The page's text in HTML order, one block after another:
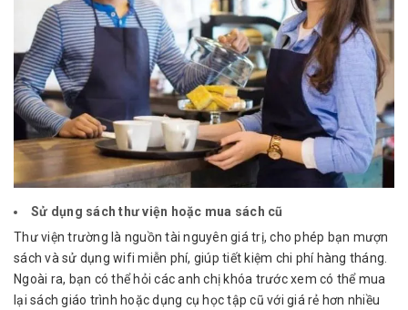
Sử dụng sách thư viện hoặc mua sách cũ
Thư viện trường là nguồn tài nguyên giá trị, cho phép bạn mượn
sách và sử dụng wifi miễn phí, giúp tiết kiệm chi phí hàng tháng.
Ngoài ra, bạn có thể hỏi các anh chị khóa trước xem có thể mua
lại sách giáo trình hoặc dụng cụ học tập cũ với giá rẻ hơn nhiều